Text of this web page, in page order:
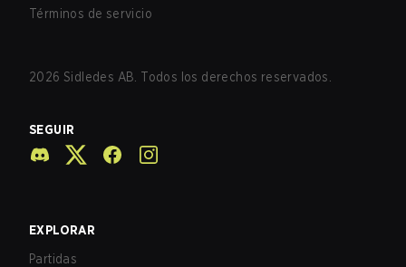
Términos de servicio
2026 Sidledes AB. Todos los derechos reservados.
SEGUIR
EXPLORAR
Partidas